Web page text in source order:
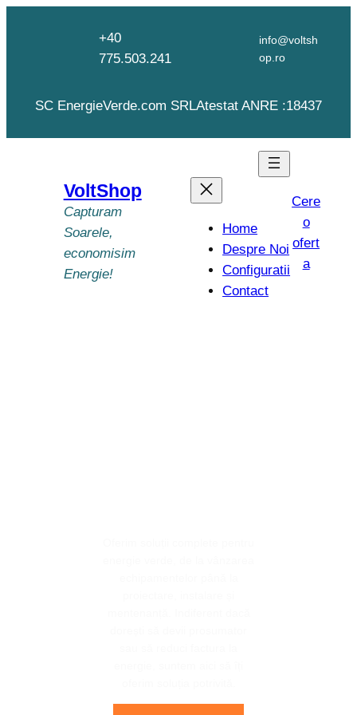
+40
775.503.241
info@voltsh
op.ro
SC EnergieVerde.com SRLAtestat ANRE :18437
VoltShop
Capturam
Soarele,
economisim
Energie!
Home
Despre Noi
Configuratii
Contact
Cere
o
ofert
a